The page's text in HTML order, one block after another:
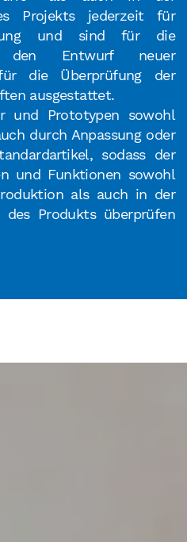
Projekts jederzeit für
und sind für die
den Entwurf neuer
die Überprüfung der
ausgestattet.
und Prototypen sowohl
durch Anpassung oder
sodass der
und Funktionen sowohl
als auch in der
des Produkts überprüfen